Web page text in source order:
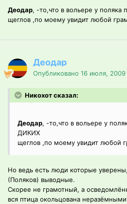
Деодар, -то,что в вольере у
щеглов ,по моему увидит любой
Деодар
Опубликовано 16 июля, 2009
Никохот сказал:
Деодар, -то,что в вольере у
ДИКИХ
щеглов ,по моему увидит любой
Но ведь есть люди которые
(Поляков) выводные.
Скорее не грамотный, а
вся птица окольцована